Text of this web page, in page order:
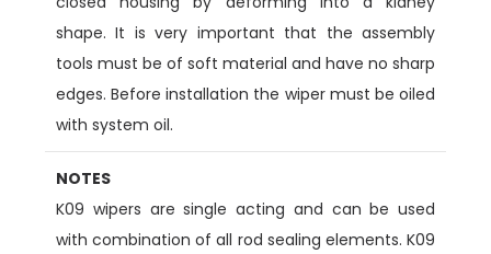
shape. It is very important that the assembly
tools must be of soft material and have no sharp
edges. Before installation the wiper must be oiled
with system oil.
NOTES
K09 wipers are single acting and can be used
with combination of all rod sealing elements. K09